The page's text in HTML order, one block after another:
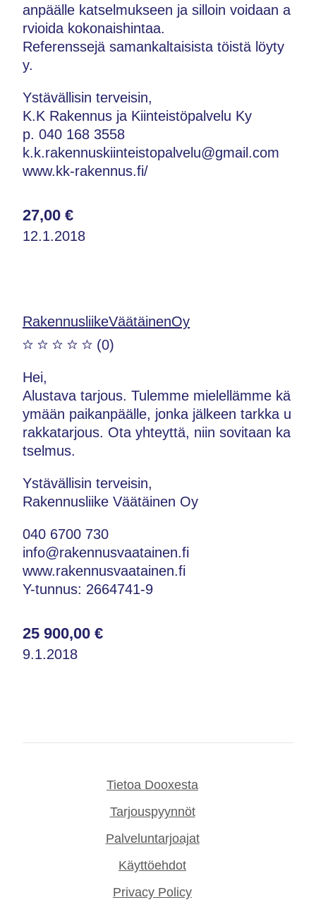
anpäälle katselmukseen ja silloin voidaan a
rvioida kokonaishintaa.
Referenssejä samankaltaisista töistä löyty
y.
Ystävällisin terveisin,
K.K Rakennus ja Kiinteistöpalvelu Ky
p. 040 168 3558
k.k.rakennuskiinteistopalvelu@gmail.com
www.kk-rakennus.fi/
27,00 €
12.1.2018
RakennusliikeVäätäinenOy
(0)
Hei,
Alustava tarjous. Tulemme mielellämme kä
ymään paikanpäälle, jonka jälkeen tarkka u
rakkatarjous. Ota yhteyttä, niin sovitaan ka
tselmus.
Ystävällisin terveisin,
Rakennusliike Väätäinen Oy
040 6700 730
info@rakennusvaatainen.fi
www.rakennusvaatainen.fi
Y-tunnus: 2664741-9
25 900,00 €
9.1.2018
Tietoa Dooxesta
Tarjouspyynnöt
Palveluntarjoajat
Käyttöehdot
Privacy Policy